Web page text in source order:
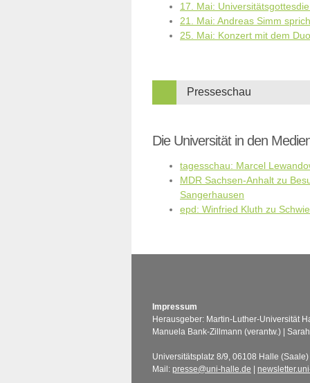
17. Mai:
21. Mai: Andreas Simm
25. Mai: Konzert mit dem
Presseschau
Die Universität in den
tagesschau: Marcel
MDR Sachsen-Anhalt zu
Sangerhausen
epd: Winfried Kluth zu
Impressum
Herausgeber: Martin-Luther-Universität
Manuela Bank-Zillmann (verantw.) |
Universitätsplatz 8/9, 06108 Halle
Mail: presse@uni-halle.de